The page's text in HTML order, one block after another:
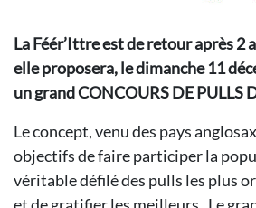
La Féér’Ittre est de retour après 2
elle proposera, le dimanche 11
un grand CONCOURS DE PULLS
Le concept, venu des pays
objectifs de faire participer la
véritable défilé des pulls les plus